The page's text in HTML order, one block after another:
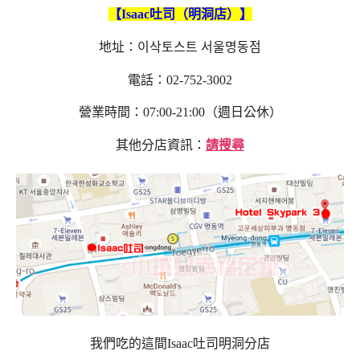
【Isaac吐司（明洞店） 】
地址：이삭토스트 서울명동점
電話：02-752-3002
營業時間：07:00-21:00（週日公休）
其他分店資訊： 請搜尋
我們吃的這間Isaac吐司明洞分店